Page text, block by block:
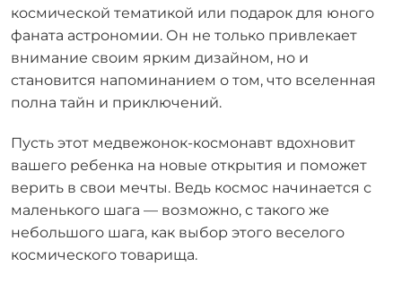
космической тематикой или подарок для юного
фаната астрономии. Он не только привлекает
внимание своим ярким дизайном, но и
становится напоминанием о том, что вселенная
полна тайн и приключений.
Пусть этот медвежонок-космонавт вдохновит
вашего ребенка на новые открытия и поможет
верить в свои мечты. Ведь космос начинается с
маленького шага — возможно, с такого же
небольшого шага, как выбор этого веселого
космического товарища.